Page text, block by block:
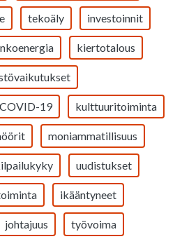
tekoäly investoinnit
kiertotalous
COVID-19 kulttuuritoiminta
moniammatillisuus
uudistukset
ikääntyneet
johtajuus työvoima